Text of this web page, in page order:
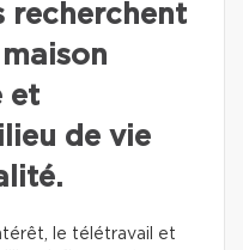
recherchent
et
de vie
le télétravail et